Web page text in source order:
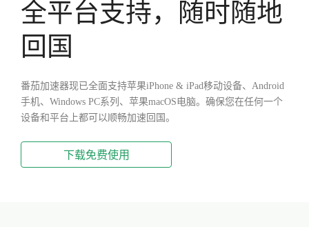
全平台支持，随时随地
回国
番茄加速器现已全面支持苹果iPhone & iPad移动设备、Android
手机、Windows PC系列、苹果macOS电脑。确保您在任何一个
设备和平台上都可以顺畅加速回国。
下载免费使用